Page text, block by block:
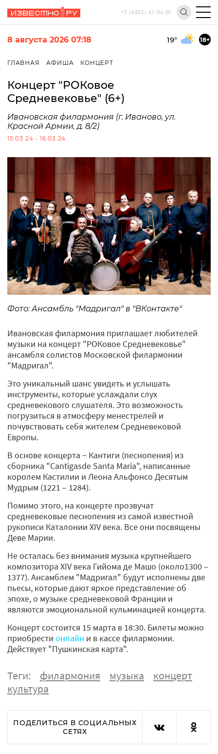
+7 (4932) 41-94-81
8 августа 2026 07:18 19° 18+
ГЛАВНАЯ АФИША КОНЦЕРТ
Концерт "РОКовое
Средневековье" (6+)
Ивановская филармония (г. Иваново, ул.
Красной Армии, д. 8/2)
15.03.24 - 16.03.24
Фото: Ансамбль "Мадригал" в "ВКонтакте"
Ивановская филармония приглашает любителей
музыки на концерт "РОКовое Средневековье"
ансамбля солистов Московской филармонии
"Мадригал".
Это уникальный шанс увидеть и услышать
инструменты, которые услаждали слух
средневекового слушателя. Это возможность
погрузиться в атмосферу менестрелей и
почувствовать себя жителем Средневековой
Европы.
В основе концерта − Кантиги (песнопения) из
сборника "Cantigasde Santa Maria", написанные
королем Кастилии и Леона Альфонсо Десятым
Мудрым (1221 – 1284).
Помимо этого, на концерте прозвучат
средневековые песнопения из самой известной
рукописи Каталонии XIV века. Все они посвящены
Деве Марии.
Не осталась без внимания музыка крупнейшего
композитора XIV века Гийома де Машо (около1300 –
1377). Ансамблем "Мадригал" будут исполнены две
пьесы, которые дают яркое представление об
эпохе, о музыке средневековой Франции и
являются эмоциональной кульминацией концерта.
Концерт состоится 15 марта в 18:30. Билеты можно
приобрести онлайн и в кассе филармонии.
Действует "Пушкинская карта".
Теги: филармония музыка
концерт
культура
ПОДЕЛИТЬСЯ В СОЦИАЛЬНЫХ
СЕТЯХ